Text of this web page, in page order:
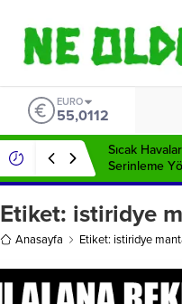
EURO
55,0112
Sıcak
Serinleme
Etiket: istiridye
Anasayfa Etiket: istiridye